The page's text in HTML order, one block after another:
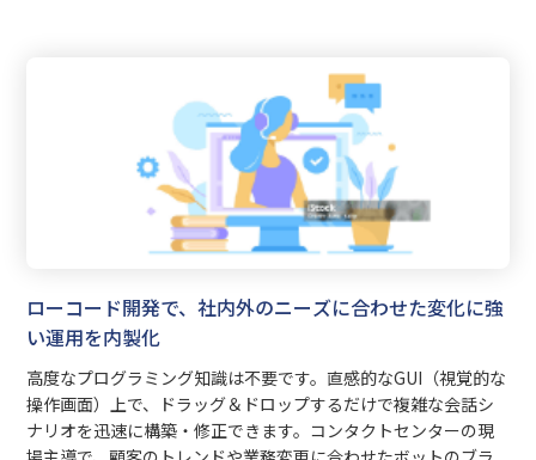
ローコード開発で、社内外のニーズに合わせた変化に強
い運用を内製化
高度なプログラミング知識は不要です。直感的なGUI（視覚的な
操作画面）上で、ドラッグ＆ドロップするだけで複雑な会話シ
ナリオを迅速に構築・修正できます。コンタクトセンターの現